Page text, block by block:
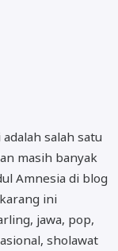
salah satu
masih banyak
Amnesia di blog
ini
jawa, pop,
sholawat